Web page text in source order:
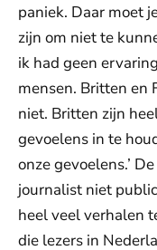
paniek. Daar moet
zijn om niet te
ik had geen
mensen. Britten en
niet. Britten zijn
gevoelens in te
onze gevoelens.’
journalist niet
heel veel verhalen
die lezers in